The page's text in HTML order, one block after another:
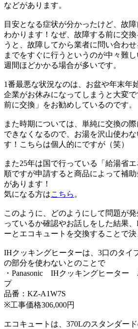
などがあります。
目安となる症状が分かったけど、故
わかります！ なぜ、故障する前に交
うと、 故障してから業者に問い合わせ
までをすぐに行うというのが中々難し
週間ほどかかる場合が多いです。
1番最悪な状況なのは、お盆や年末年
企業がお休みになってしまうと大変で
前に交換」をお勧めしているのです。
また時期については、単純に交換の
できなくなるので、 お湯を沢山使わ
す！こちらは個人的にですが（笑）
また25年は国で行っている「給湯省エ
順ですが申請すると商品によって補
があります！
気になる方はこちら 。
このように、どのようにして問題が発
っているか確認やお話し をした結果、
ーとエコキュートを交換することで決
IHクッキングヒーターは、 3口のタイ
の部分を使わないとのことで
・Panasonic IHクッキングヒータ
プ
品番：KZ-A1W7S
※工事価格306,000円
エコキュートは、370Lのスタンダー